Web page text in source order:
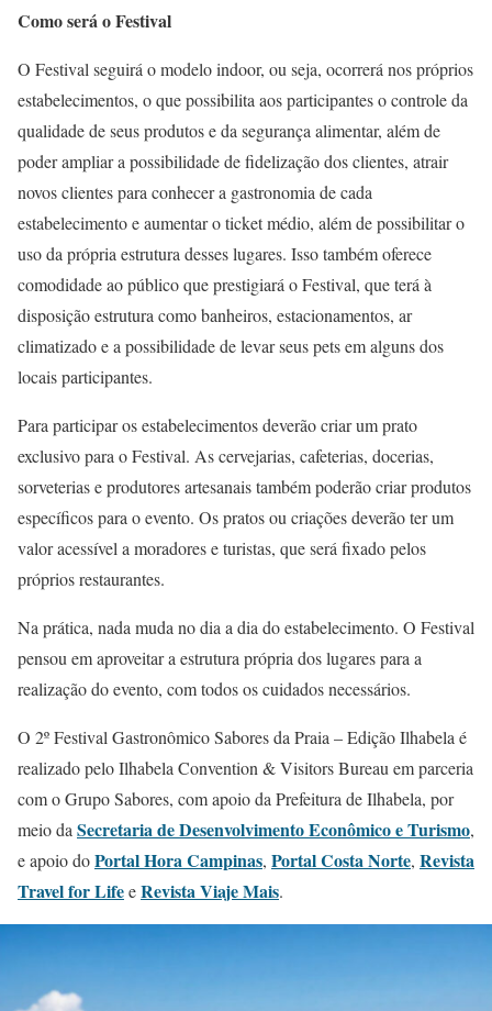
Como será o Festival
O Festival seguirá o modelo indoor, ou seja, ocorrerá nos próprios
estabelecimentos, o que possibilita aos participantes o controle da
qualidade de seus produtos e da segurança alimentar, além de
poder ampliar a possibilidade de fidelização dos clientes, atrair
novos clientes para conhecer a gastronomia de cada
estabelecimento e aumentar o ticket médio, além de possibilitar o
uso da própria estrutura desses lugares. Isso também oferece
comodidade ao público que prestigiará o Festival, que terá à
disposição estrutura como banheiros, estacionamentos, ar
climatizado e a possibilidade de levar seus pets em alguns dos
locais participantes.
Para participar os estabelecimentos deverão criar um prato
exclusivo para o Festival. As cervejarias, cafeterias, docerias,
sorveterias e produtores artesanais também poderão criar produtos
específicos para o evento. Os pratos ou criações deverão ter um
valor acessível a moradores e turistas, que será fixado pelos
próprios restaurantes.
Na prática, nada muda no dia a dia do estabelecimento. O Festival
pensou em aproveitar a estrutura própria dos lugares para a
realização do evento, com todos os cuidados necessários.
O 2º Festival Gastronômico Sabores da Praia – Edição Ilhabela é
realizado pelo Ilhabela Convention & Visitors Bureau em parceria
com o Grupo Sabores, com apoio da Prefeitura de Ilhabela, por
meio da Secretaria de Desenvolvimento Econômico e Turismo,
e apoio doPortal Hora Campinas, Portal Costa Norte, Revista
Travel for LifeeRevista Viaje Mais.